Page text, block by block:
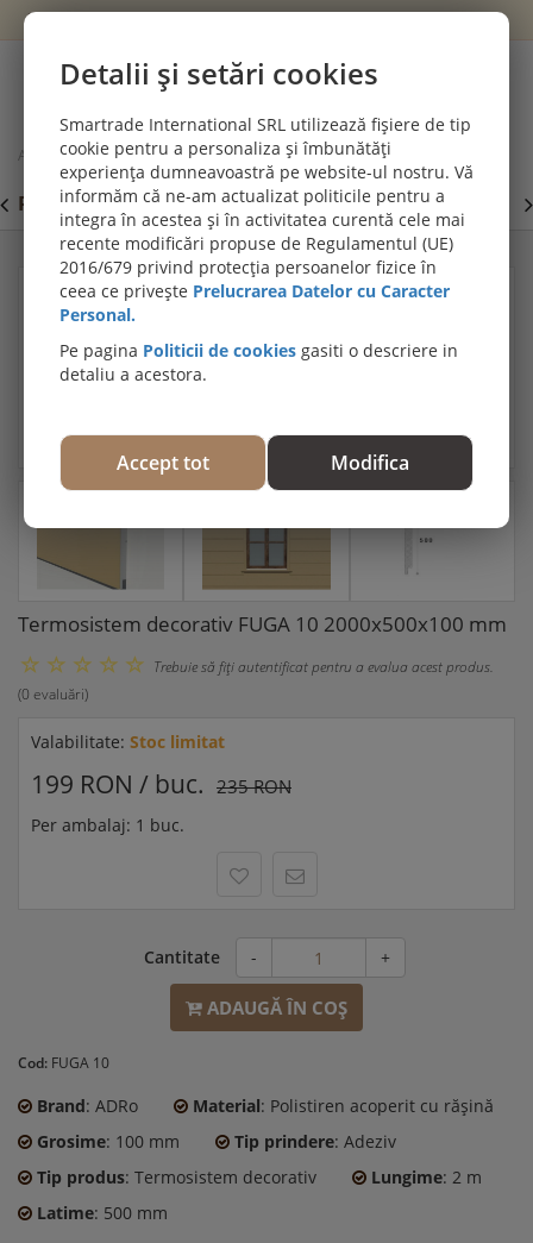
Cont
Acasă
Izolații și termosisteme
Termosistem decorativ FUGA 10 2000x500x100 mm
PROMOȚII DE IULIE! PODELE TERASĂ DIN LEMN
EXOTIC: Cea mai mare gamă de deckuri din lemn
Termosistem decorativ FUGA 10 2000x500x100 mm
Trebuie să fiţi autentificat pentru a evalua acest produs.
(0 evaluări)
Valabilitate: Stoc limitat
199 RON / buc. 235 RON
Per ambalaj: 1 buc.
Cantitate - +
ADAUGĂ ÎN COŞ
Cod: FUGA 10
Brand: ADRo Material: Polistiren acoperit cu rășină
Grosime: 100 mm Tip prindere: Adeziv
Tip produs: Termosistem decorativ Lungime: 2 m
Latime: 500 mm
Detalii și setări cookies
Smartrade International SRL utilizează fișiere de tip
cookie pentru a personaliza și îmbunătăți
experiența dumneavoastră pe website-ul nostru. Vă
informăm că ne-am actualizat politicile pentru a
integra în acestea și în activitatea curentă cele mai
recente modificări propuse de Regulamentul (UE)
2016/679 privind protecția persoanelor fizice în
ceea ce privește Prelucrarea Datelor cu Caracter
Personal.
Pe pagina Politicii de cookies gasiti o descriere in
detaliu a acestora.
Accept tot Modifica